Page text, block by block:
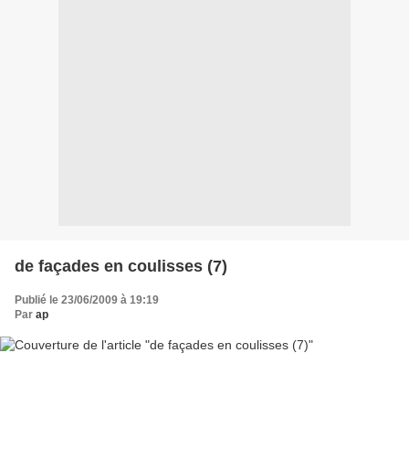
de façades en coulisses (7)
Publié le 23/06/2009 à 19:19
Par ap